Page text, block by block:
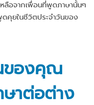
หลือจากเพื่อนที่พูดภาษานั้นๆ
คุยในชีวิตประจำวันของ
ของคุณ
ษาต่อต่าง